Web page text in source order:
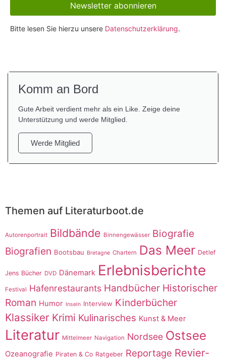
Bitte lesen Sie hierzu unsere Datenschutzerklärung.
Komm an Bord
Gute Arbeit verdient mehr als ein Like. Zeige deine
Unterstützung und werde Mitglied.
Werde Mitglied
Themen auf Literaturboot.de
Autorenportrait Bildbände Binnengewässer Biografie
Biografien Bootsbau Bretagne Chartern Das Meer Detlef
Jens Bücher DVD Dänemark Erlebnisberichte
Festival Hafenrestaurants Handbücher Historischer
Roman Humor Inseln Interview Kinderbücher
Klassiker Krimi Kulinarisches Kunst & Meer
Literatur Mittelmeer Navigation Nordsee Ostsee
Ozeanografie Piraten & Co Ratgeber Reportage Revier-